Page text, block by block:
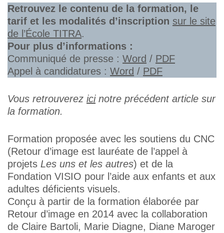
Retrouvez le contenu de la formation, le
tarif et les modalités d’inscription sur le site
de l’École TITRA.
Pour plus d’informations :
Communiqué de presse : Word / PDF
Appel à candidatures : Word / PDF
Vous retrouverez icinotre précédent article sur
la formation.
Formation proposée avec les soutiens du CNC
(Retour d’image est lauréate de l’appel à
projets Les uns et les autres) et de la
Fondation VISIO pour l’aide aux enfants et aux
adultes déficients visuels.
Conçu à partir de la formation élaborée par
Retour d’image en 2014 avec la collaboration
de Claire Bartoli, Marie Diagne, Diane Maroger